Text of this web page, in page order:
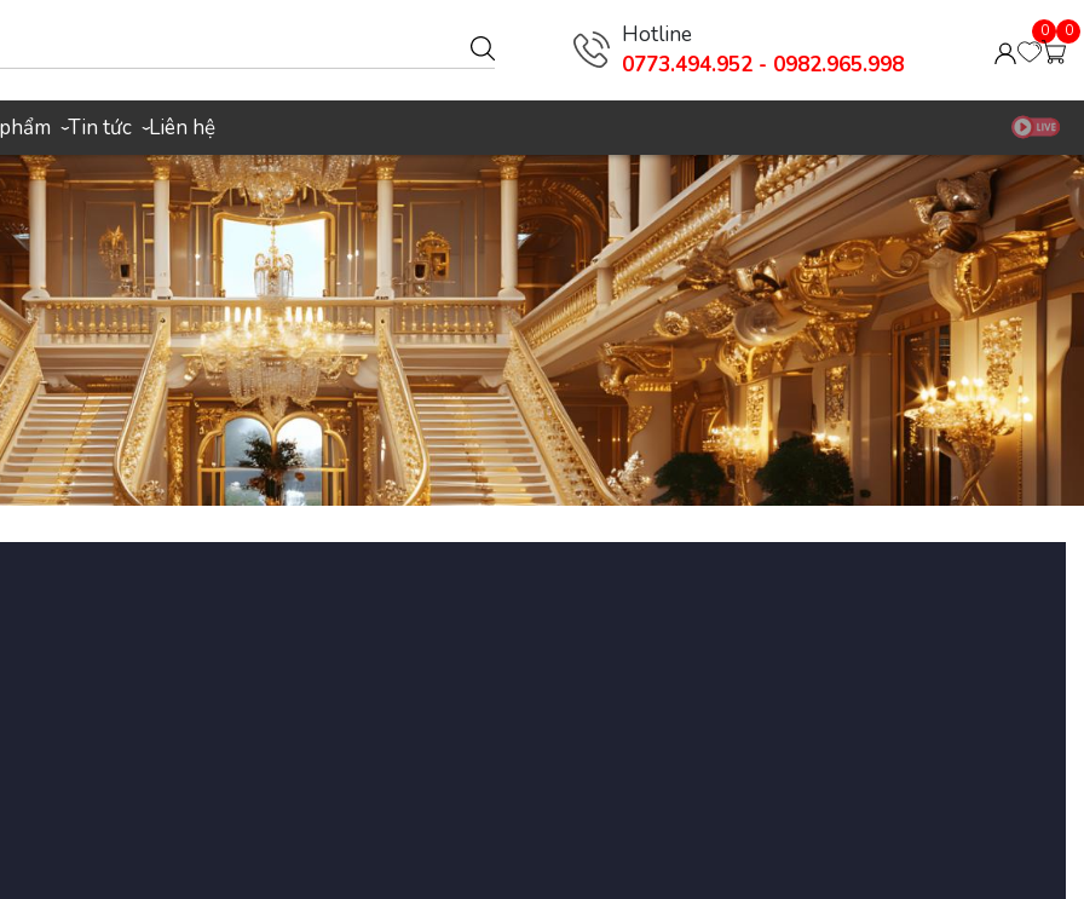
Hotline
0773.494.952 - 0982.965.998
0 0
›Tin tức ›Liên hệ